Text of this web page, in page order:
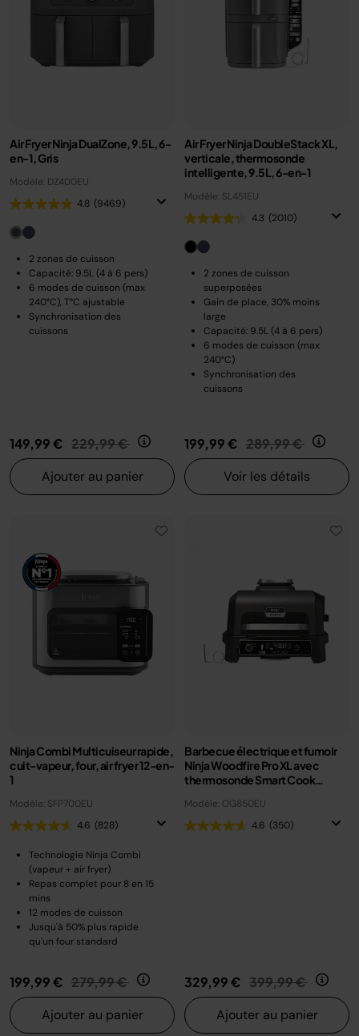
Air Fryer Ninja DualZone, 9.5L, 6-
en-1, Gris
Modèle: DZ400EU
4.8 (9469)
2 zones de cuisson
Capacité: 9.5L (4 à 6 pers)
6 modes de cuisson (max
240°C), T°C ajustable
Synchronisation des
cuissons
149,99 € Prix réduit de
229,99 € au
Ajouter au panier
Air Fryer Ninja DoubleStack XL,
verticale, thermosonde
intelligente, 9.5L, 6-en-1
Modèle: SL451EU
4.3 (2010)
2 zones de cuisson
superposées
Gain de place, 30% moins
large
Capacité: 9.5L (4 à 6 pers)
6 modes de cuisson (max
240°C)
Synchronisation des
cuissons
199,99 € Prix réduit de
289,99 € au
Voir les détails
Ninja Combi Multicuiseur rapide,
cuit-vapeur, four, air fryer 12-en-
1
Modèle: SFP700EU
4.6 (828)
Technologie Ninja Combi
(vapeur + air fryer)
Repas complet pour 8 en 15
mins
12 modes de cuisson
Jusqu'à 50% plus rapide
qu'un four standard
199,99 € Prix réduit de
279,99 € au
Ajouter au panier
Barbecue électrique et fumoir
Ninja Woodfire Pro XL avec
thermosonde Smart Cook
Modèle: OG850EU
4.6 (350)
329,99 € Prix réduit de
399,99 € au
Ajouter au panier